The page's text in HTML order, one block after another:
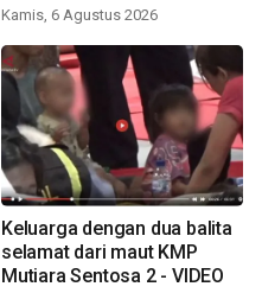
Kamis, 6 Agustus 2026
Keluarga dengan dua balita
selamat dari maut KMP
Mutiara Sentosa 2 - VIDEO